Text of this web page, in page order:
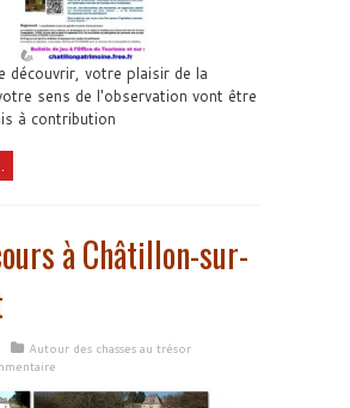
découvrir, votre plaisir de la
sens de l'observation vont être
à contribution
à Châtillon-sur-
Autour des chasses au trésor